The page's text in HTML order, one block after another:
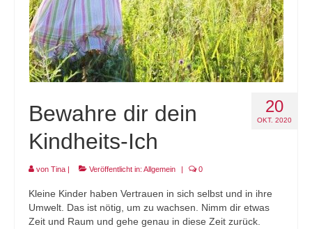
20
OKT. 2020
Bewahre dir dein
Kindheits-Ich
von Tina Veröffentlicht in: Allgemein 0
Kleine Kinder haben Vertrauen in sich selbst und in ihre
Umwelt. Das ist nötig, um zu wachsen. Nimm dir etwas
Zeit und Raum und gehe genau in diese Zeit zurück.